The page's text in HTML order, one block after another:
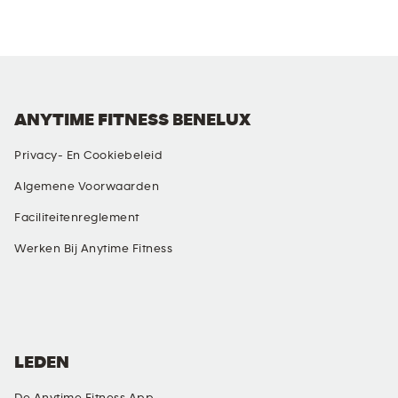
ANYTIME FITNESS BENELUX
Privacy- En Cookiebeleid
Algemene Voorwaarden
Faciliteitenreglement
Werken Bij Anytime Fitness
LEDEN